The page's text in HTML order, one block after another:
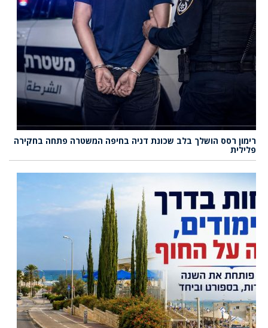
רימון רסס הושלך בלב שכונת דניה בחיפה המשטרה פתחה בחקירה
פלילית